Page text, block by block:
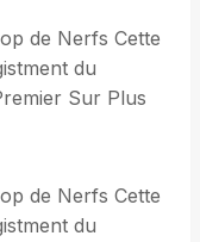
de Nerfs Cette
du
Sur Plus
de Nerfs Cette
du